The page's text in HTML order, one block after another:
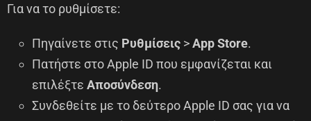
Για να το ρυθμίσετε:
Πηγαίνετε στις Ρυθμίσεις >App Store.
Πατήστε στο Apple ID που εμφανίζεται και
επιλέξτε Αποσύνδεση.
Συνδεθείτε με το δεύτερο Apple ID σας για να